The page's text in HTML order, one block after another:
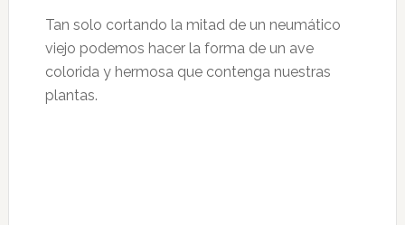
Tan solo cortando la mitad de un neumático
viejo podemos hacer la forma de un ave
colorida y hermosa que contenga nuestras
plantas.